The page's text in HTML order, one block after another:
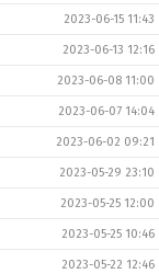
2023-06-15 11:43
2023-06-13 12:16
2023-06-08 11:00
2023-06-07 14:04
2023-06-02 09:21
2023-05-29 23:10
2023-05-25 12:00
2023-05-25 10:46
2023-05-22 12:46